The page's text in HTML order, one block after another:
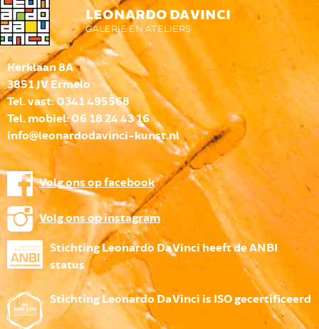
LEONARDO DA VINCI
GALERIE EN ATELIERS
Kerklaan 8A
3851 JV Ermelo
Tel. vast: 0341 495568
Tel. mobiel: 06 18 24 43 16
info@leonardodavinci-kunst.nl
Volg ons op facebook
Volg ons op instagram
Stichting Leonardo Da Vinci heeft de ANBI
status
Stichting Leonardo Da Vinci is ISO gecertificeerd